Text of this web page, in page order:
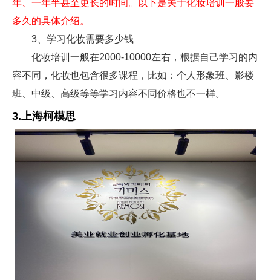
年、一年半甚至更长的时间。以下是关于化妆培训一般要
多久的具体介绍。
3、学习化妆需要多少钱
化妆培训一般在2000-10000左右，根据自己学习的内
容不同，化妆也包含很多课程，比如：个人形象班、影楼
班、中级、高级等等学习内容不同价格也不一样。
3.上海柯模思